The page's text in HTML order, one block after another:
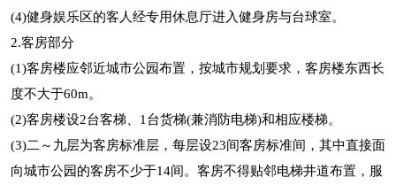
(4)健身娱乐区的客人经专用休息厅进入健身房与台球室。
2.客房部分
(1)客房楼应邻近城市公园布置，按城市规划要求，客房楼东西长
度不大于60m。
(2)客房楼设2台客梯、1台货梯(兼消防电梯)和相应楼梯。
(3)二～九层为客房标准层，每层设23间客房标准间，其中直接面
向城市公园的客房不少于14间。客房不得贴邻电梯井道布置，服